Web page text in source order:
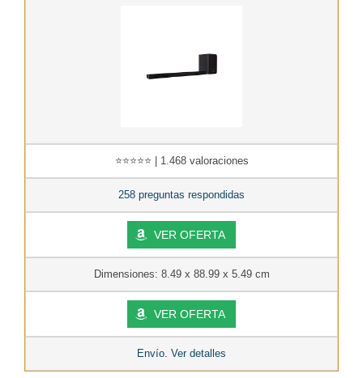
⭐⭐⭐⭐⭐ | 1.468 valoraciones
258 preguntas respondidas
VER OFERTA
Dimensiones: 8.49 x 88.99 x 5.49 cm
VER OFERTA
Envío. Ver detalles